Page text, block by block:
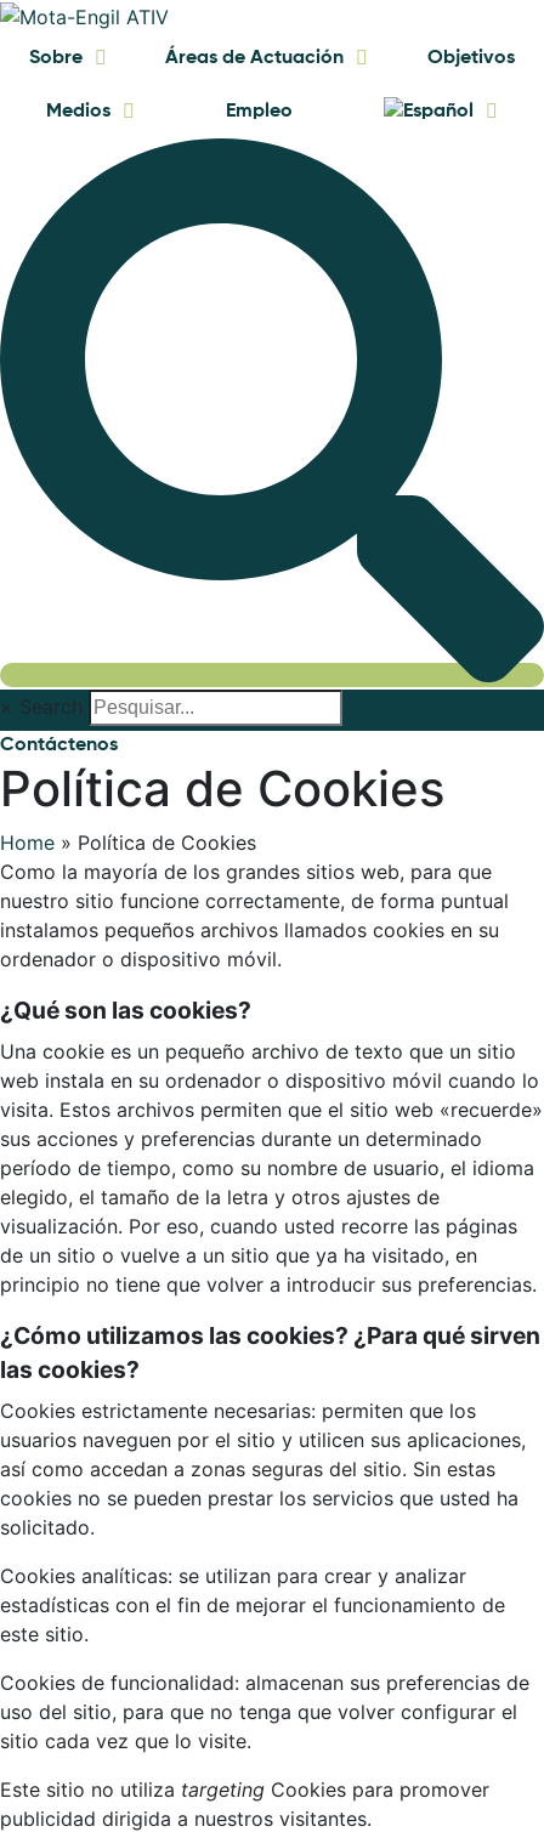
Sobre Áreas de Actuación Objetivos
Medios Empleo
× Search
Contáctenos
Política de Cookies
Home » Política de Cookies
Como la mayoría de los grandes sitios web, para que
nuestro sitio funcione correctamente, de forma puntual
instalamos pequeños archivos llamados cookies en su
ordenador o dispositivo móvil.
¿Qué son las cookies?
Una cookie es un pequeño archivo de texto que un sitio
web instala en su ordenador o dispositivo móvil cuando lo
visita. Estos archivos permiten que el sitio web «recuerde»
sus acciones y preferencias durante un determinado
período de tiempo, como su nombre de usuario, el idioma
elegido, el tamaño de la letra y otros ajustes de
visualización. Por eso, cuando usted recorre las páginas
de un sitio o vuelve a un sitio que ya ha visitado, en
principio no tiene que volver a introducir sus preferencias.
¿Cómo utilizamos las cookies? ¿Para qué sirven
las cookies?
Cookies estrictamente necesarias: permiten que los
usuarios naveguen por el sitio y utilicen sus aplicaciones,
así como accedan a zonas seguras del sitio. Sin estas
cookies no se pueden prestar los servicios que usted ha
solicitado.
Cookies analíticas: se utilizan para crear y analizar
estadísticas con el fin de mejorar el funcionamiento de
este sitio.
Cookies de funcionalidad: almacenan sus preferencias de
uso del sitio, para que no tenga que volver configurar el
sitio cada vez que lo visite.
Este sitio no utiliza targeting Cookies para promover
publicidad dirigida a nuestros visitantes.